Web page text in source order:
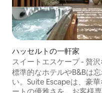
ハッセルトの一軒家
スイートエスケープ - 贅
滞在
標準的なホテルやB&Bは
い。Suite Escapeは、豪